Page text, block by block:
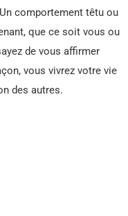
comportement têtu ou
que ce soit vous ou
de vous affirmer
vous vivrez votre vie
des autres.